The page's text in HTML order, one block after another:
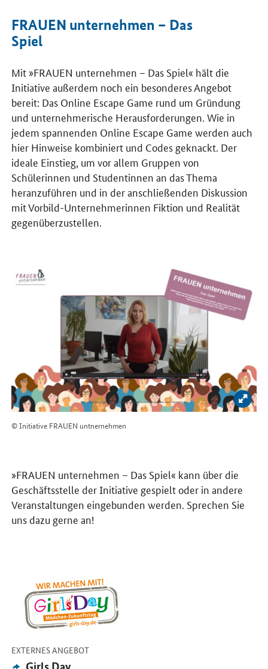
FRAUEN unternehmen – Das
Spiel
Mit »FRAUEN unternehmen – Das Spiel« hält die
Initiative außerdem noch ein besonderes Angebot
bereit: Das Online Escape Game rund um Gründung
und unternehmerische Herausforderungen. Wie in
jedem spannenden Online Escape Game werden auch
hier Hinweise kombiniert und Codes geknackt. Der
ideale Einstieg, um vor allem Gruppen von
Schülerinnen und Studentinnen an das Thema
heranzuführen und in der anschließenden Diskussion
mit Vorbild-Unternehmerinnen Fiktion und Realität
gegenüberzustellen.
Bild
© Initiative FRAUEN untnernehmen
»FRAUEN unternehmen – Das Spiel« kann über die
Geschäftsstelle der Initiative gespielt oder in andere
Veranstaltungen eingebunden werden. Sprechen Sie
uns dazu gerne an!
EXTERNES ANGEBOT-
Externes
Öffnet Einzelsicht